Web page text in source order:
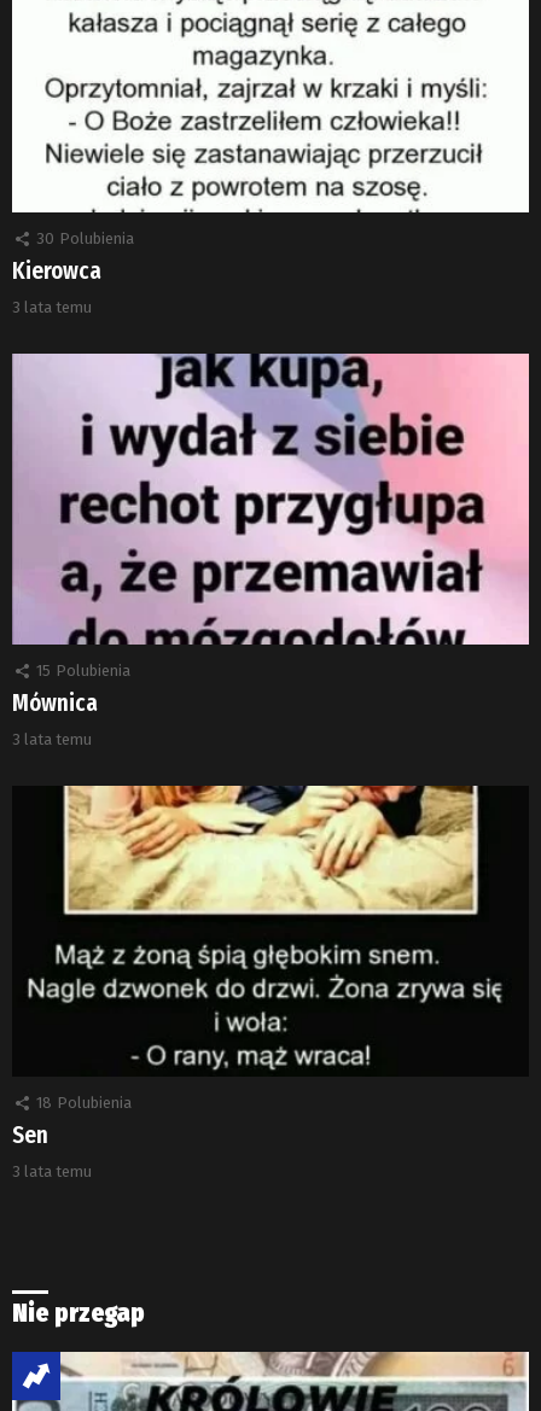
30 Polubienia
Kierowca
3 lata temu
15 Polubienia
Mównica
3 lata temu
18 Polubienia
Sen
3 lata temu
Nie przegap